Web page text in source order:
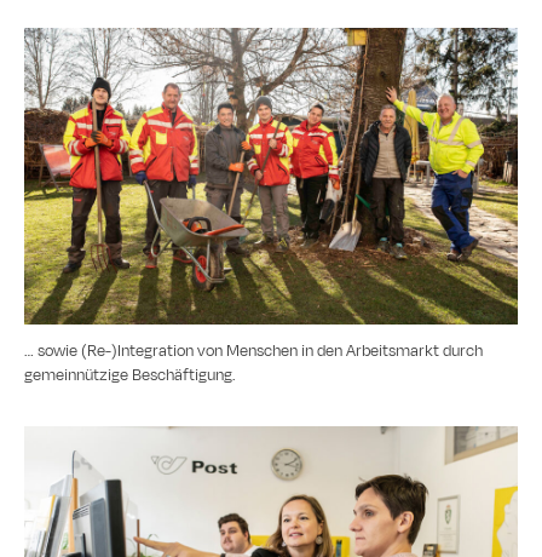
… sowie (Re-)Integration von Menschen in den Arbeitsmarkt durch
gemeinnützige Beschäftigung.